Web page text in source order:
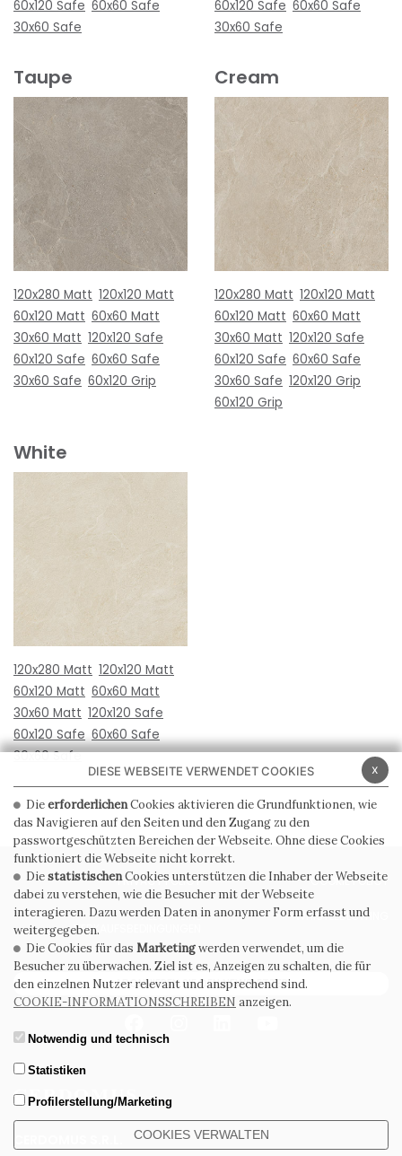
60x120 Safe 60x60 Safe
30x60 Safe
60x120 Safe 60x60 Safe
30x60 Safe
Taupe
120x280 Matt 120x120 Matt
60x120 Matt 60x60 Matt
30x60 Matt 120x120 Safe
60x120 Safe 60x60 Safe
30x60 Safe 60x120 Grip
Cream
120x280 Matt 120x120 Matt
60x120 Matt 60x60 Matt
30x60 Matt 120x120 Safe
60x120 Safe 60x60 Safe
30x60 Safe 120x120 Grip
60x120 Grip
White
120x280 Matt 120x120 Matt
60x120 Matt 60x60 Matt
30x60 Matt 120x120 Safe
60x120 Safe 60x60 Safe
30x60 Safe
PRIVACY POLICY COOKIE POLICY
ALLGEMEINE
VERKAUFSBEDINGUNGEN
WHISTLEBLOWING
ABONNIEREN SIE DEN NEWSLETTER
x
DIESE WEBSEITE VERWENDET COOKIES
DieerforderlichenCookies aktivieren die Grundfunktionen, wie
das Navigieren auf den Seiten und den Zugang zu den
passwortgeschützten Bereichen der Webseite. Ohne diese Cookies
funktioniert die Webseite nicht korrekt.
DiestatistischenCookies unterstützen die Inhaber der Webseite
dabei zu verstehen, wie die Besucher mit der Webseite
interagieren. Dazu werden Daten in anonymer Form erfasst und
weitergegeben.
Die Cookies für das Marketingwerden verwendet, um die
Besucher zu überwachen. Ziel ist es, Anzeigen zu schalten, die für
den einzelnen Nutzer relevant und ansprechend sind.
COOKIE-INFORMATIONSSCHREIBEN anzeigen.
Notwendig und technisch
Statistiken
Profilerstellung/Marketing
COOKIES VERWALTEN